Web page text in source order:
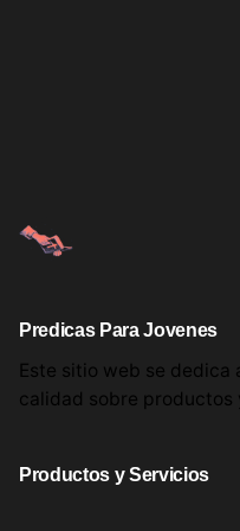
Predicas Para Jovenes
Este sitio web se
calidad sobre productos
Productos y Servicios